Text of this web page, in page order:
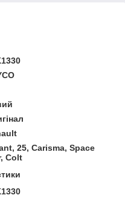
25, Carisma, Space
Colt